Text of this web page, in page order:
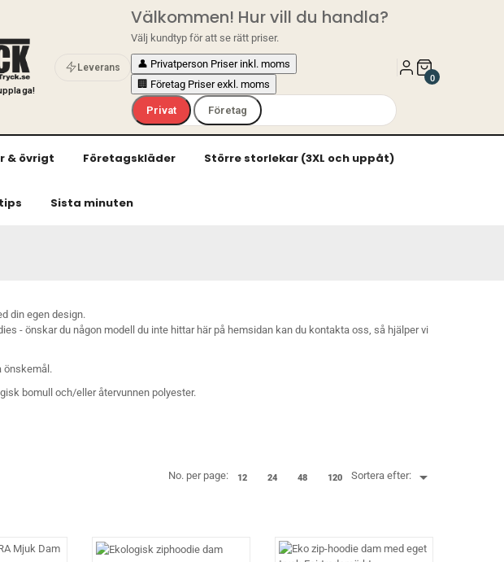
Leverans
Välkommen! Hur vill du handla?
Välj kundtyp för att se rätt priser.
👤 Privatperson Priser inkl. moms
🏢 Företag Priser exkl. moms
Privat Företag
0
& övrigt Företagskläder Större storlekar (3XL och uppåt)
Sista minuten
din egen design.
- önskar du någon modell du inte hittar här på hemsidan kan du kontakta oss, så hjälper vi
önskemål.
bomull och/eller återvunnen polyester.
No. per page: 12 24 48 120 Sortera efter: 